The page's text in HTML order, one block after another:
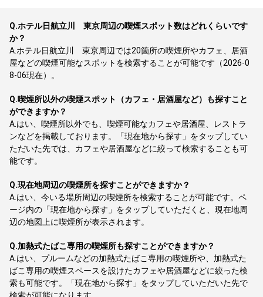
Q.ホテル日航立川 東京周辺の喫煙スポット数はどれくらいです
か？
A. ホテル日航立川 東京周辺では20箇所の喫煙所やカフェ、居酒
屋などの喫煙可能なスポットを検索することが可能です（2026-0
8-06現在）。
Q.喫煙所以外の喫煙スポット（カフェ・居酒屋など）も探すこと
ができますか？
A. はい、喫煙所以外でも、喫煙可能なカフェや居酒屋、レストラ
ンなどを掲載しております。「現在地から探す」をタップしてい
ただいた先では、カフェや居酒屋などに絞って検索することも可
能です。
Q.現在地周辺の喫煙所を探すことができますか？
A. はい、今いる場所周辺の喫煙所を検索することが可能です。ペ
ージ内の「現在地から探す」をタップしていただくと、現在地周
辺の地図上に喫煙所が表示されます。
Q.加熱式たばこ専用の喫煙所も探すことができますか？
A. はい、プルームなどの加熱式たばこ専用の喫煙所や、加熱式た
ばこ専用の喫煙スペースを設けたカフェや居酒屋などに絞った検
索も可能です。「現在地から探す」をタップしていただいた先で